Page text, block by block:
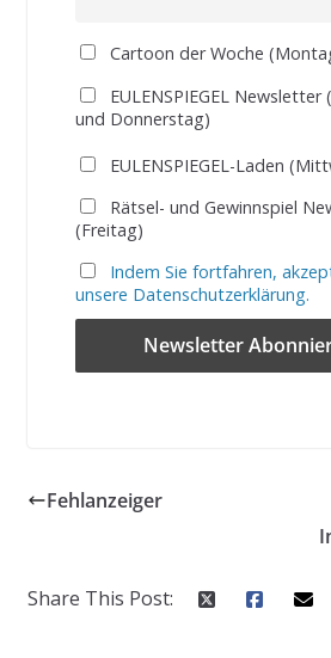
Cartoon der Woche
EULENSPIEGEL Newsletter
und Donnerstag)
EULENSPIEGEL-Laden
Rätsel- und Gewinnspiel
(Freitag)
Indem Sie fortfahren,
unsere Datenschutzerklärung.
Fehlanzeiger
Share This Post: